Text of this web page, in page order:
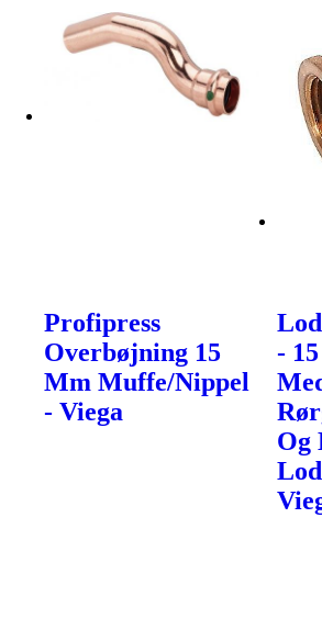
Profipress
Overbøjning 15
Mm Muffe/Nippel
- Viega
-
Og